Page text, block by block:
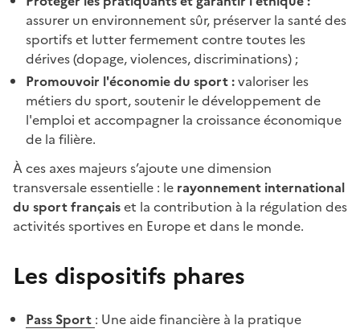
assurer un environnement sûr, préserver la santé des
sportifs et lutter fermement contre toutes les
dérives (dopage, violences, discriminations) ;
Promouvoir l'économie du sport :valoriser les
métiers du sport, soutenir le développement de
l'emploi et accompagner la croissance économique
de la filière.
À ces axes majeurs s’ajoute une dimension
transversale essentielle : le rayonnement international
du sport françaiset la contribution à la régulation des
activités sportives en Europe et dans le monde.
Les dispositifs phares
Pass Sport : Une aide financière à la pratique